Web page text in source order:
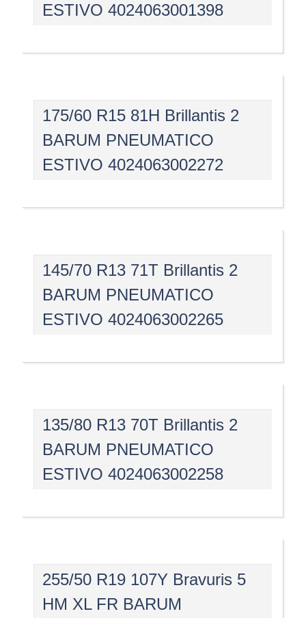
ESTIVO 4024063001398
175/60 R15 81H Brillantis 2
BARUM PNEUMATICO
ESTIVO 4024063002272
145/70 R13 71T Brillantis 2
BARUM PNEUMATICO
ESTIVO 4024063002265
135/80 R13 70T Brillantis 2
BARUM PNEUMATICO
ESTIVO 4024063002258
255/50 R19 107Y Bravuris 5
HM XL FR BARUM